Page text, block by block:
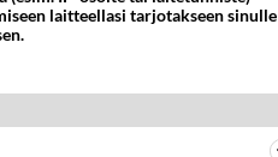
Siinäpä se kysymys on otsikossa. Mitäpä siis tuot/toisit pöytään parisuhteessa? Oletko mies vai nainen? Koetko sen mitä
1823
300
laitteellasi tarjotakseen sinulle